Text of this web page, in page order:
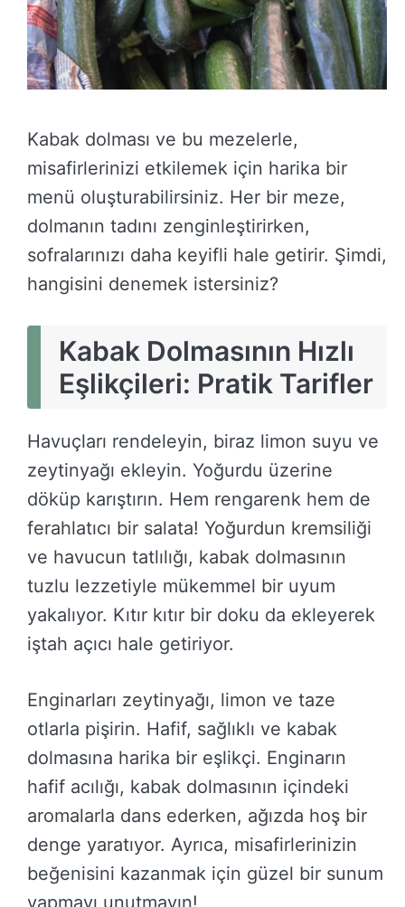
Kabak dolması ve bu mezelerle,
misafirlerinizi etkilemek için harika bir
menü oluşturabilirsiniz. Her bir meze,
dolmanın tadını zenginleştirirken,
sofralarınızı daha keyifli hale getirir. Şimdi,
hangisini denemek istersiniz?
Kabak Dolmasının Hızlı
Eşlikçileri: Pratik Tarifler
Havuçları rendeleyin, biraz limon suyu ve
zeytinyağı ekleyin. Yoğurdu üzerine
döküp karıştırın. Hem rengarenk hem de
ferahlatıcı bir salata! Yoğurdun kremsiliği
ve havucun tatlılığı, kabak dolmasının
tuzlu lezzetiyle mükemmel bir uyum
yakalıyor. Kıtır kıtır bir doku da ekleyerek
iştah açıcı hale getiriyor.
Enginarları zeytinyağı, limon ve taze
otlarla pişirin. Hafif, sağlıklı ve kabak
dolmasına harika bir eşlikçi. Enginarın
hafif acılığı, kabak dolmasının içindeki
aromalarla dans ederken, ağızda hoş bir
denge yaratıyor. Ayrıca, misafirlerinizin
beğenisini kazanmak için güzel bir sunum
yapmayı unutmayın!